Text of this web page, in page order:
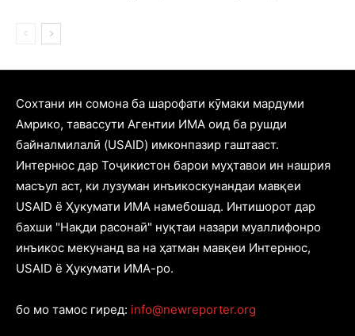
Cохтани ин сомона ба шарофати кӯмаки мардуми
Амрико, тавассути Агентии ИМА оид ба рушди
байналмилалӣ (USAID) имконпазир гаштааст.
Интернюс дар Тоҷикистон барои муҳтавои ин нашрия
масъул аст, ки лузуман инъикоскунандаи мавқеи
USAID ё Ҳукумати ИМА намебошад. Интишорот дар
бахши "Нақди расонаӣ" нуқтаи назари муаллифонро
инъикос мекунанд ва на ҳатман мавқеи Интернюс,
USAID ё Ҳукумати ИМА-ро.
бо мо тамос гиред: info@newreporter.org